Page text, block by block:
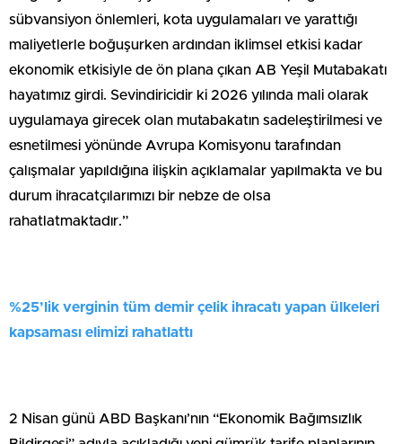
sübvansiyon önlemleri, kota uygulamaları ve yarattığı
maliyetlerle boğuşurken ardından iklimsel etkisi kadar
ekonomik etkisiyle de ön plana çıkan AB Yeşil Mutabakatı
hayatımız girdi. Sevindiricidir ki 2026 yılında mali olarak
uygulamaya girecek olan mutabakatın sadeleştirilmesi ve
esnetilmesi yönünde Avrupa Komisyonu tarafından
çalışmalar yapıldığına ilişkin açıklamalar yapılmakta ve bu
durum ihracatçılarımızı bir nebze de olsa
rahatlatmaktadır.”
%25’lik verginin tüm demir çelik ihracatı yapan ülkeleri
kapsaması elimizi rahatlattı
2 Nisan günü ABD Başkanı’nın “Ekonomik Bağımsızlık